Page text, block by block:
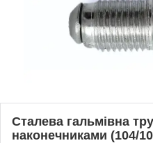
Сталева гальмівна
наконечниками (104/